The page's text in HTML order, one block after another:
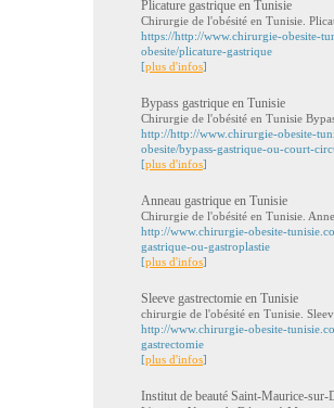
Plicature gastrique en Tunisie
Chirurgie de l'obésité en Tunisie.
https://http://www.chirurgie-obesite-
obesite/plicature-gastrique
[plus d'infos]
Bypass gastrique en Tunisie
Chirurgie de l'obésité en Tunisie
http://http://www.chirurgie-obesite-
obesite/bypass-gastrique-ou-court-
[plus d'infos]
Anneau gastrique en Tunisie
Chirurgie de l'obésité en Tunisie.
http://www.chirurgie-obesite-
gastrique-ou-gastroplastie
[plus d'infos]
Sleeve gastrectomie en Tunisie
chirurgie de l'obésité en Tunisie.
http://www.chirurgie-obesite-
gastrectomie
[plus d'infos]
Institut de beauté Saint-Maurice-sur-